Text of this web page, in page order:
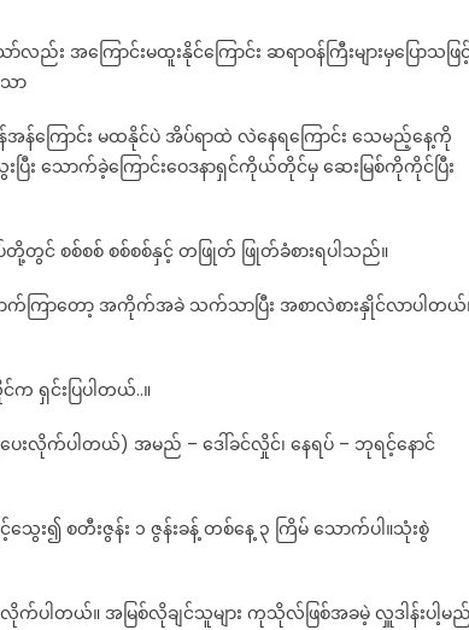
း အကြောင်းမထူးနိုင်ကြောင်း ဆရာဝန်ကြီးများမှပြောသဖြ
ာ
န်အန်ကြောင်း မထနိုင်ပဲ အိပ်ရာထဲ လဲနေရကြောင်း သေမည့်နေ့ကို
းပြီး သောက်ခဲ့ကြောင်းဝေဒနာရှင်ကိုယ်တိုင်မှ ဆေးမြစ်ကိုကိုင်ပြီး
ပ်တို့တွင် စစ်စစ် စစ်စစ်နှင့် တဖြုတ် ဖြုတ်ခံစားရပါသည်။
ကြာတော့ အကိုက်အခဲ သက်သာပြီး အစာလဲစားနှိုင်လာပါတယ်
က ရှင်းပြပါတယ်..။
လိုက်ပါတယ်) အမည် – ဒေါ်ခင်လှိုင်၊ နေရပ် – ဘုရင့်နောင်
ေး၍ စတီးဇွန်း ၁ ဇွန်းခန့် တစ်နေ့ ၃ ကြိမ် သောက်ပါ။သုံးစွဲ
ေးလိုက်ပါတယ်။ အမြစ်လိုချင်သူများ ကုသိုလ်ဖြစ်အခမဲ့ လှူဒါန်းပါ့မ